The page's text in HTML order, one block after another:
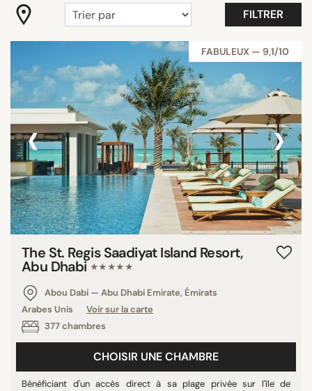
FILTRER
"Coup de Coeur"
Adultes
Best Hotels Mallorca 2025
Bord de Mer
Branché
Campagne
Tout afficher
ÉQUIPEMENTS
Balcon
Chambres familiales
Jardin/terrasse
Piscine
Piscine privée
Piscines panoramiques
Tout afficher
FABULEUX — 9,1/10
‹ ›
The St. Regis Saadiyat Island Resort,
Abu Dhabi★★★★★
Abou Dabi — Abu Dhabi Emirate, Émirats
Arabes Unis
Voir sur la carte
377 chambres
CHOISIR UNE CHAMBRE
Bénéficiant d'un accès direct à sa plage privée sur l'île de